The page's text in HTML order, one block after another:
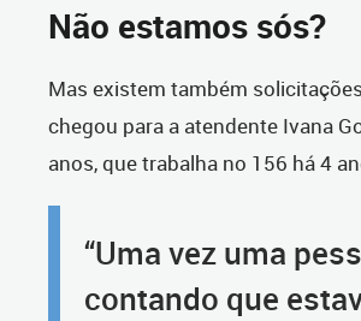
Não estamos sós?
Mas existem também
chegou para a atendente Ivana
anos, que trabalha no 156 há 4
“Uma vez uma
contando que